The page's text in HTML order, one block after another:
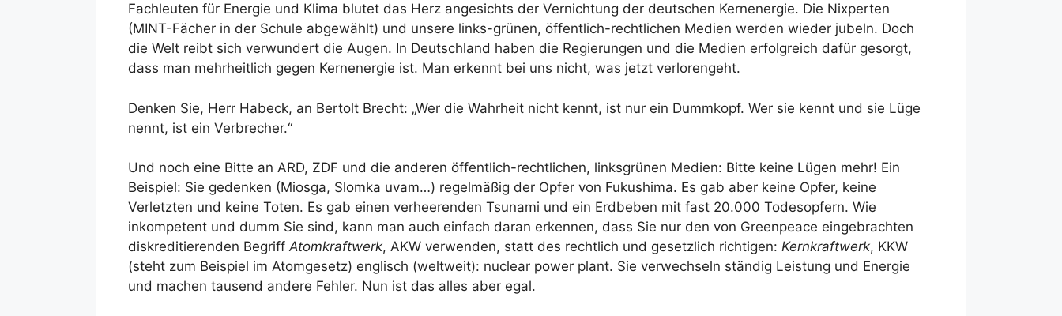
Fachleuten für Energie und Klima blutet das Herz angesichts der Vernichtung der deutschen Kernenergie. Die Nixperten
(MINT-Fächer in der Schule abgewählt) und unsere links-grünen, öffentlich-rechtlichen Medien werden wieder jubeln. Doch
die Welt reibt sich verwundert die Augen. In Deutschland haben die Regierungen und die Medien erfolgreich dafür gesorgt,
dass man mehrheitlich gegen Kernenergie ist. Man erkennt bei uns nicht, was jetzt verlorengeht.
Denken Sie, Herr Habeck, an Bertolt Brecht: „Wer die Wahrheit nicht kennt, ist nur ein Dummkopf. Wer sie kennt und sie Lüge
nennt, ist ein Verbrecher.“
Und noch eine Bitte an ARD, ZDF und die anderen öffentlich-rechtlichen, linksgrünen Medien: Bitte keine Lügen mehr! Ein
Beispiel: Sie gedenken (Miosga, Slomka uvam…) regelmäßig der Opfer von Fukushima. Es gab aber keine Opfer, keine
Verletzten und keine Toten. Es gab einen verheerenden Tsunami und ein Erdbeben mit fast 20.000 Todesopfern. Wie
inkompetent und dumm Sie sind, kann man auch einfach daran erkennen, dass Sie nur den von Greenpeace eingebrachten
diskreditierenden BegriffAtomkraftwerk, AKW verwenden, statt des rechtlich und gesetzlich richtigen: Kernkraftwerk, KKW
(steht zum Beispiel im Atomgesetz) englisch (weltweit): nuclear power plant. Sie verwechseln ständig Leistung und Energie
und machen tausend andere Fehler. Nun ist das alles aber egal.